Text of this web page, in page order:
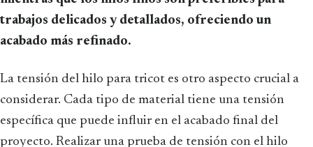
trabajos delicados y detallados, ofreciendo un
acabado más refinado.
La tensión del hilo para tricot es otro aspecto crucial a
considerar. Cada tipo de material tiene una tensión
específica que puede influir en el acabado final del
proyecto. Realizar una prueba de tensión con el hilo